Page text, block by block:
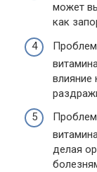
может
как
влияние
делая